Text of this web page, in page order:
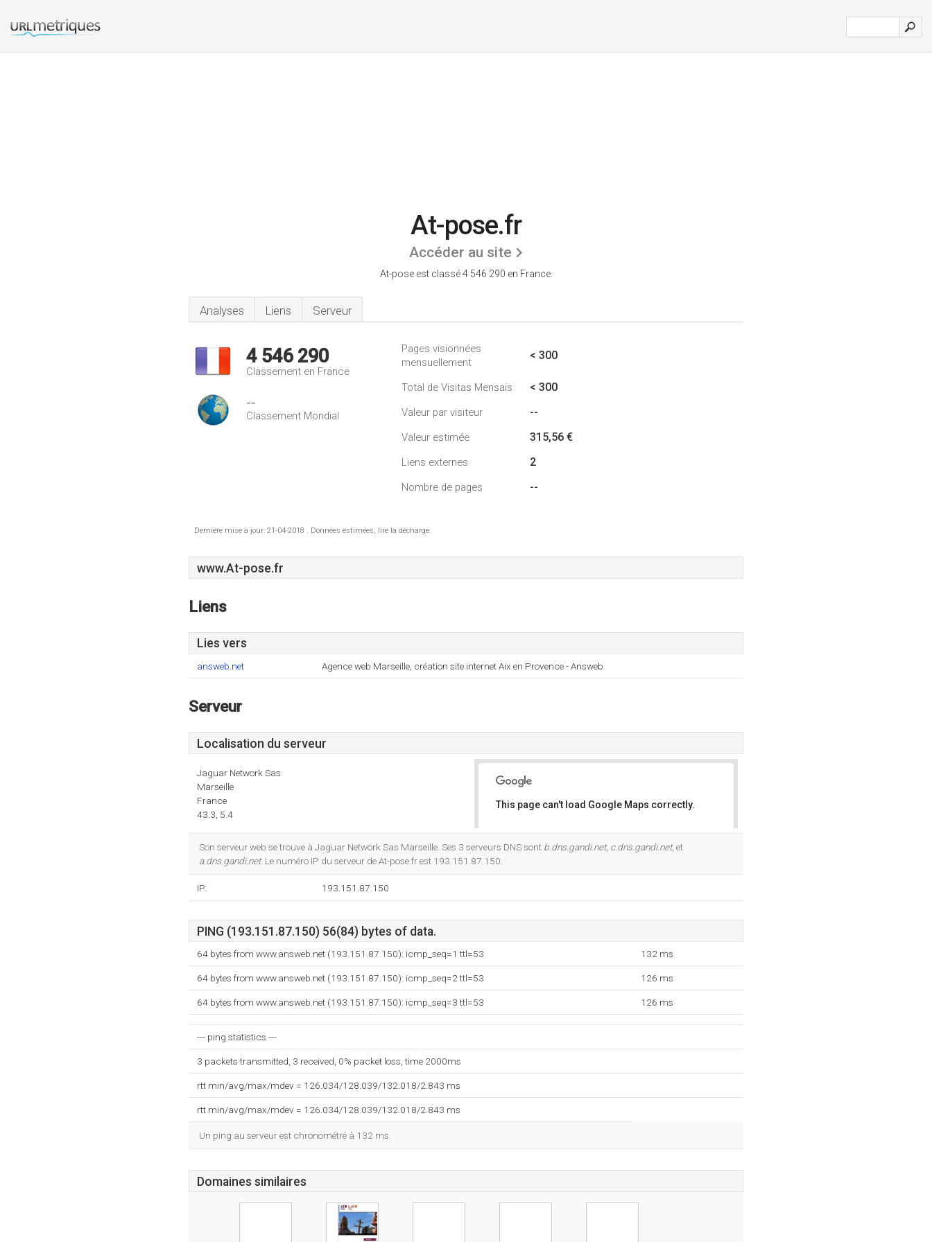
At-pose.fr
Accéder au site
At-pose est classé 4 546 290 en France.
Analyses Liens Serveur
4 546 290
Classement en France
--
Classement Mondial
Pages visionnées
mensuellement
< 300
Total de Visitas Mensais < 300
Valeur par visiteur --
Valeur estimée 315,56 €
Liens externes 2
Nombre de pages --
Dernière mise à jour: 21-04-2018 . Données estimées, lire la décharge.
www.At-pose.fr
Liens
Lies vers
answeb.net Agence web Marseille, création site internet Aix en Provence - Answeb
Serveur
Localisation du serveur
Jaguar Network Sas
Marseille
France
43.3, 5.4
This page can't load Google Maps correctly.
Son serveur web se trouve à Jaguar Network Sas Marseille. Ses 3 serveurs DNS sont b.dns.gandi.net, c.dns.gandi.net, et
a.dns.gandi.net. Le numéro IP du serveur de At-pose.fr est 193.151.87.150.
IP: 193.151.87.150
PING (193.151.87.150) 56(84) bytes of data.
64 bytes from www.answeb.net (193.151.87.150): icmp_seq=1 ttl=53 132 ms
64 bytes from www.answeb.net (193.151.87.150): icmp_seq=2 ttl=53 126 ms
64 bytes from www.answeb.net (193.151.87.150): icmp_seq=3 ttl=53 126 ms
--- ping statistics ---
3 packets transmitted, 3 received, 0% packet loss, time 2000ms
rtt min/avg/max/mdev = 126.034/128.039/132.018/2.843 ms
rtt min/avg/max/mdev = 126.034/128.039/132.018/2.843 ms
Un ping au serveur est chronométré à 132 ms.
Domaines similaires